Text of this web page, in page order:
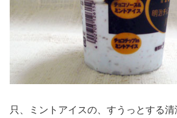
只、ミントアイスの、すうっとする